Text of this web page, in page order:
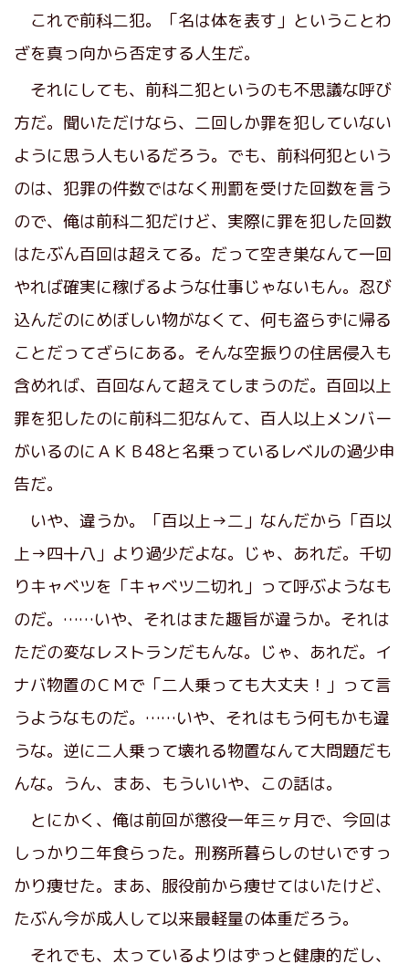
これで前科二犯。「名は体を表す」ということわ
ざを真っ向から否定する人生だ。
それにしても、前科二犯というのも不思議な呼び
方だ。聞いただけなら、二回しか罪を犯していない
ように思う人もいるだろう。でも、前科何犯という
のは、犯罪の件数ではなく刑罰を受けた回数を言う
ので、俺は前科二犯だけど、実際に罪を犯した回数
はたぶん百回は超えてる。だって空き巣なんて一回
やれば確実に稼げるような仕事じゃないもん。忍び
込んだのにめぼしい物がなくて、何も盗らずに帰る
ことだってざらにある。そんな空振りの住居侵入も
含めれば、百回なんて超えてしまうのだ。百回以上
罪を犯したのに前科二犯なんて、百人以上メンバー
がいるのにＡＫＢ48と名乗っているレベルの過少申
告だ。
いや、違うか。「百以上→二」なんだから「百以
上→四十八」より過少だよな。じゃ、あれだ。千切
りキャベツを「キャベツ二切れ」って呼ぶようなも
のだ。……いや、それはまた趣旨が違うか。それは
ただの変なレストランだもんな。じゃ、あれだ。イ
ナバ物置のＣＭで「二人乗っても大丈夫！」って言
うようなものだ。……いや、それはもう何もかも違
うな。逆に二人乗って壊れる物置なんて大問題だも
んな。うん、まあ、もういいや、この話は。
とにかく、俺は前回が懲役一年三ヶ月で、今回は
しっかり二年食らった。刑務所暮らしのせいですっ
かり痩せた。まあ、服役前から痩せてはいたけど、
たぶん今が成人して以来最軽量の体重だろう。
それでも、太っているよりはずっと健康的だし、